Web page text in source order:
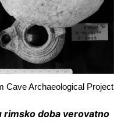
Cave Archaeological Project
rimsko doba verovatno